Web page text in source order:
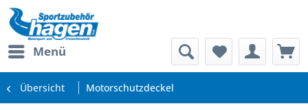
Menü
Übersicht Motorschutzdeckel